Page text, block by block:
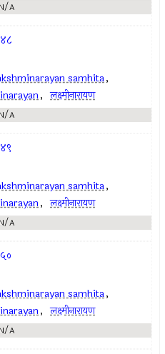
A
samhita,
, लक्ष्मीनारायण
A
samhita,
, लक्ष्मीनारायण
A
samhita,
, लक्ष्मीनारायण
A